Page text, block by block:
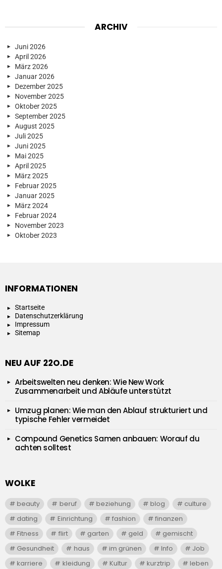
ARCHIV
Juni 2026
April 2026
März 2026
Januar 2026
Dezember 2025
November 2025
Oktober 2025
September 2025
August 2025
Juli 2025
Juni 2025
Mai 2025
April 2025
März 2025
Februar 2025
Januar 2025
März 2024
Februar 2024
November 2023
Oktober 2023
INFORMATIONEN
Startseite
Datenschutzerklärung
Impressum
Sitemap
NEU AUF 22O.DE
Arbeitswelten neu denken: Wie New Work
Zusammenarbeit und Abläufe unterstützt
Umzug planen: Wie man den Ablauf strukturiert und
typische Fehler vermeidet
Compound Genetics Samen anbauen: Worauf du
achten solltest
WOLKE
beauty beruf beziehung blog
culture
dating
Einrichtung fashion
finanzen
Fitness
flirt garten geld
gemischt
Gesundheit
haus im grünen Info
Job
karriere
kleidung Kultur kurztrip leben